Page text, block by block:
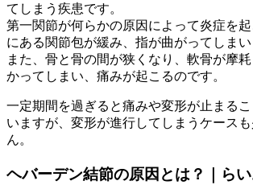
てしまう疾患です。
第一関節が何らかの原因によって炎症を
にある関節包が緩み、指が曲がってしまい
また、骨と骨の間が狭くなり、軟骨が摩
かってしまい、痛みが起こるのです。
一定期間を過ぎると痛みや変形が止まる
いますが、変形が進行してしまうケース
ん。
ヘバーデン結節の原因とは？｜ら